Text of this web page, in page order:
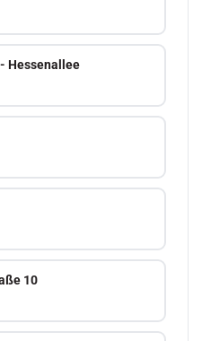
Hessenallee
10